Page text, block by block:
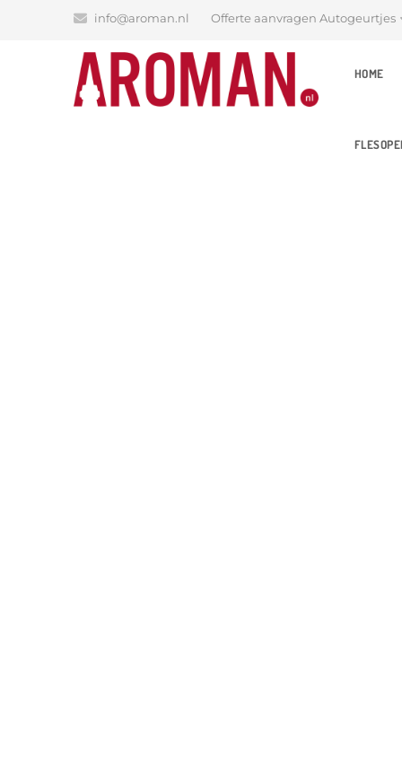
info@aroman.nl Offerte aanvragen Autogeurtjes
HOME